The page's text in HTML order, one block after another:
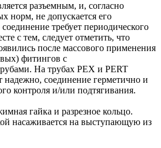
разъемным, и, согласно
норм, не допускается его
требует периодического
с тем, следует отметить, что
после массового применения
фитингов с
На трубах РЕХ и PERT
надежно, соединение герметично и
контроля и/или подтягивания.
гайка и разрезное кольцо.
насаживается на выступающую из